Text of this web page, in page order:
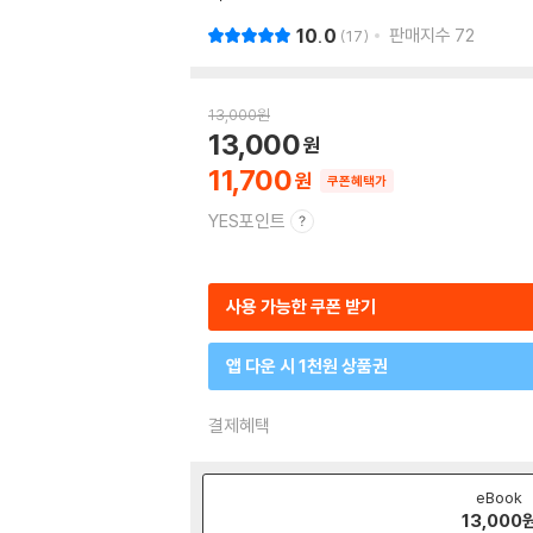
10.0 17 판매지수 72
13,000원
11,700
13,000
쿠폰혜택가
YES포인트
사용 가능한 쿠폰 받기
앱 다운 시 1천원 상품권
결제혜택
eBook
13,000